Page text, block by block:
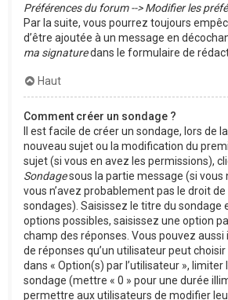
Préférences du forum --> Modifier les
Par la suite, vous pourrez toujours
d’être ajoutée à un message en
ma signaturedans le formulaire de
Haut
Comment créer un sondage ?
Il est facile de créer un sondage, lors de
nouveau sujet ou la modification du
sujet (si vous en avez les permissions),
Sondagesous la partie message (si vous
vous n’avez probablement pas le droit
sondages). Saisissez le titre du sondage
options possibles, saisissez une option
champ des réponses. Vous pouvez
de réponses qu’un utilisateur peut
dans « Option(s) par l’utilisateur », limiter
sondage (mettre « 0 » pour une durée
permettre aux utilisateurs de modifier